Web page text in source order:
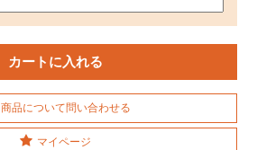
商品について問い合わせる
マイページ